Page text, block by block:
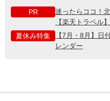
PR
迷ったらココ！
【楽天トラベル】
夏休み特集
【7月・8月】日
レンダー